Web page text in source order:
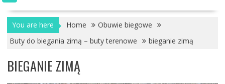
You are here Home
Obuwie biegowe
Buty do biegania zimą – buty terenowe
bieganie zimą
BIEGANIE ZIMĄ